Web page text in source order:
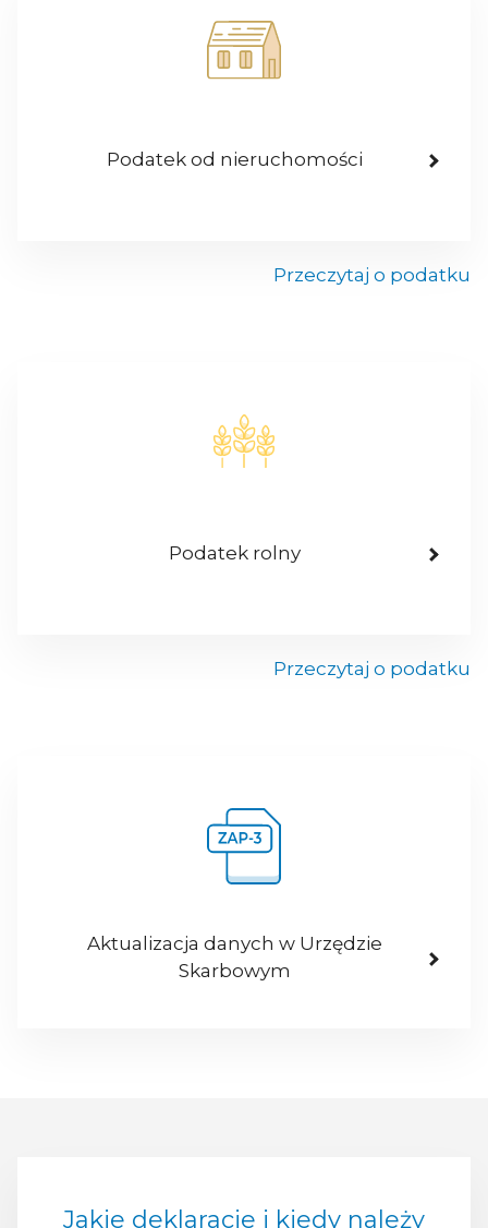
Podatek od nieruchomości
Przeczytaj o podatku
Podatek rolny
Przeczytaj o podatku
Aktualizacja danych w Urzędzie
Skarbowym
Jakie deklaracje i kiedy należy